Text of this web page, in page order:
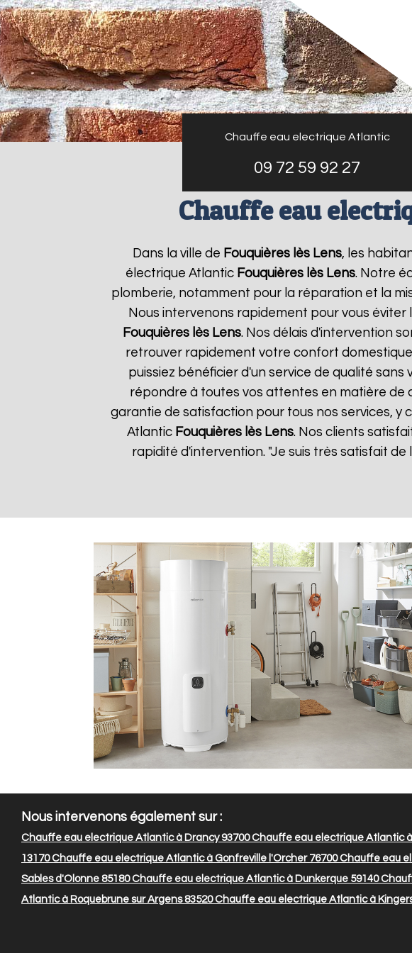
Chauffe eau electrique Atlantic
09 72 59 92 27
Chauffe eau
Dans la ville de Fouquières lès Lens, les
électrique Atlantic Fouquières lès Lens. Notre
plomberie, notamment pour la réparation et la
Nous intervenons rapidement pour vous
Fouquières lès Lens. Nos délais d'intervention
retrouver rapidement votre confort
puissiez bénéficier d'un service de qualité
répondre à toutes vos attentes en matière de
garantie de satisfaction pour tous nos services,
Atlantic Fouquières lès Lens. Nos clients
rapidité d'intervention. "Je suis très satisfait
Nous intervenons également sur :
Chauffe eau electrique Atlantic à Drancy 93700Chauffe eau electrique Atlantic
13170Chauffe eau electrique Atlantic à Gonfreville l'Orcher 76700Chauffe eau
Sables d'Olonne 85180Chauffe eau electrique Atlantic à Dunkerque 59140
Atlantic à Roquebrune sur Argens 83520Chauffe eau electrique Atlantic à